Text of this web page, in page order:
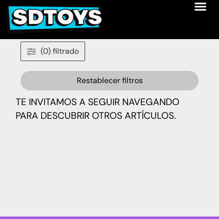
(0) filtrado
Restablecer filtros
TE INVITAMOS A SEGUIR NAVEGANDO
PARA DESCUBRIR OTROS ARTÍCULOS.